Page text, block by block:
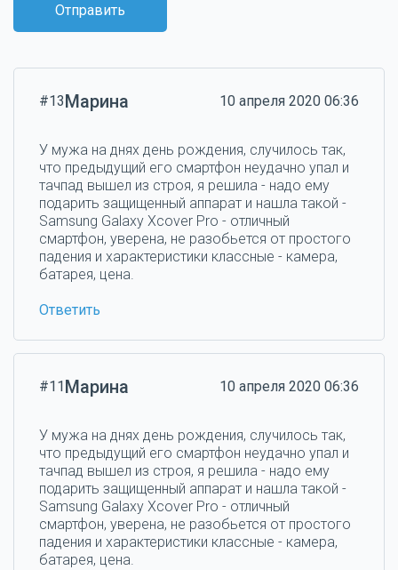
Отправить
#13Марина 10 апреля 2020 06:36
У мужа на днях день рождения, случилось так,
что предыдущий его смартфон неудачно упал и
тачпад вышел из строя, я решила - надо ему
подарить защищенный аппарат и нашла такой -
Samsung Galaxy Xcover Pro - отличный
смартфон, уверена, не разобьется от простого
падения и характеристики классные - камера,
батарея, цена.
Ответить
#11Марина 10 апреля 2020 06:36
У мужа на днях день рождения, случилось так,
что предыдущий его смартфон неудачно упал и
тачпад вышел из строя, я решила - надо ему
подарить защищенный аппарат и нашла такой -
Samsung Galaxy Xcover Pro - отличный
смартфон, уверена, не разобьется от простого
падения и характеристики классные - камера,
батарея, цена.